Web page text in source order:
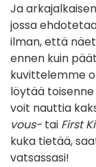
Ja
jossa
ilman, että
ennen kuin
kuvittelemme
löytää
voit nauttia
vous- tai First
kuka tietää,
vatsassasi!